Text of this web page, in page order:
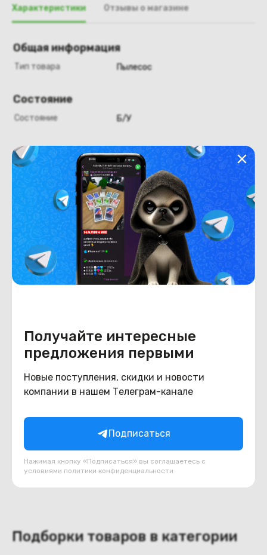
Получайте интересные
предложения первыми
Новые поступления, скидки и новости
компании в нашем Телеграм-канале
Подписаться
Нажимая кнопку «Подписаться» вы соглашаетесь с
условиями политики конфиденциальности
Характеристики Отзывы о магазине
Общая информация
Тип товара Пылесос
Состояние
Состояние Б/У
Похожие товары
Многофункциональный
вакуумный насос WJB WA-
В корзину
Подборки товаров в категории